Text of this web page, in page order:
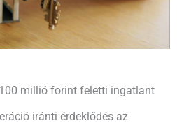
millió forint feletti ingatlant
iránti érdeklődés az